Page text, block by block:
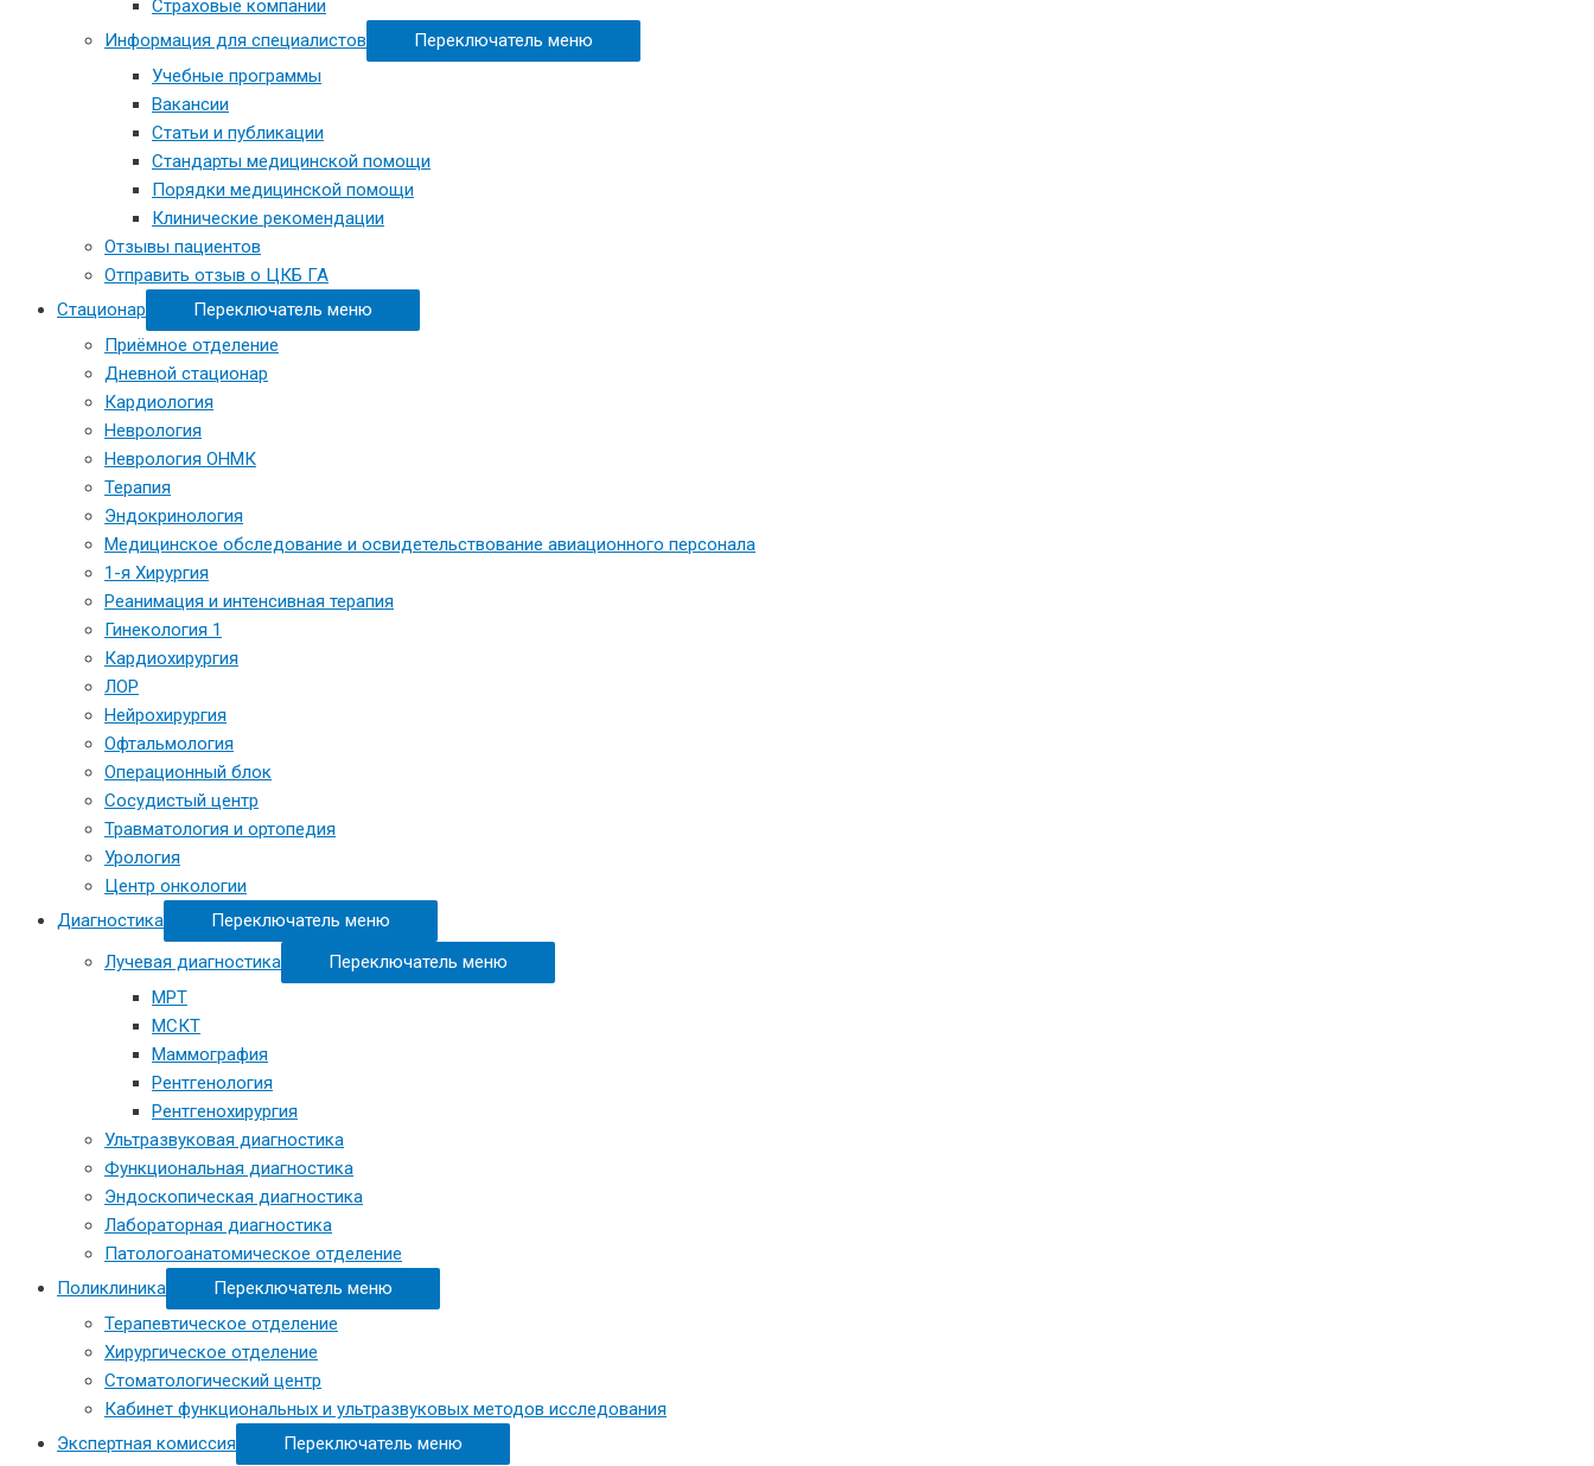
Страховые компании
Информация для специалистов
Переключатель меню
Учебные программы
Вакансии
Статьи и публикации
Стандарты медицинской помощи
Порядки медицинской помощи
Клинические рекомендации
Отзывы пациентов
Отправить отзыв о ЦКБ ГА
Стационар
Переключатель меню
Приёмное отделение
Дневной стационар
Кардиология
Неврология
Неврология ОНМК
Терапия
Эндокринология
Медицинское обследование и освидетельствование авиационного персонала
1-я Хирургия
Реанимация и интенсивная терапия
Гинекология 1
Кардиохирургия
ЛОР
Нейрохирургия
Офтальмология
Операционный блок
Сосудистый центр
Травматология и ортопедия
Урология
Центр онкологии
Диагностика
Переключатель меню
Лучевая диагностика
Переключатель меню
МРТ
МСКТ
Маммография
Рентгенология
Рентгенохирургия
Ультразвуковая диагностика
Функциональная диагностика
Эндоскопическая диагностика
Лабораторная диагностика
Патологоанатомическое отделение
Поликлиника
Переключатель меню
Терапевтическое отделение
Хирургическое отделение
Стоматологический центр
Кабинет функциональных и ультразвуковых методов исследования
Экспертная комиссия
Переключатель меню